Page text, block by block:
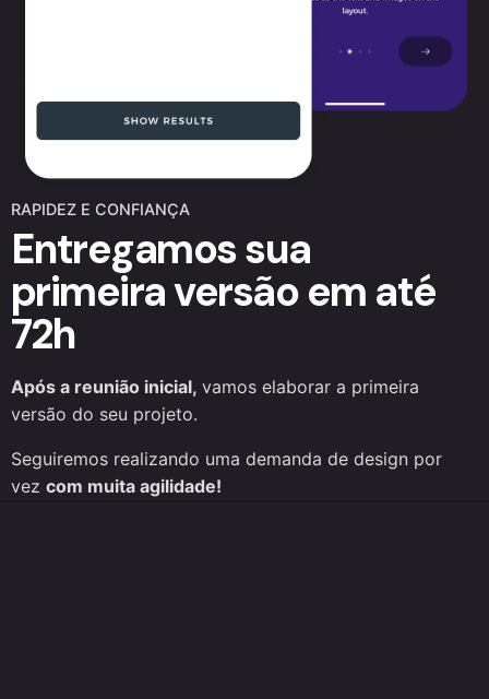
RAPIDEZ E CONFIANÇA
Entregamos sua
primeira versão em até
72h
Após a reunião inicial, vamos elaborar a primeira
versão do seu projeto.
Seguiremos realizando uma demanda de design por
vez com muita agilidade!